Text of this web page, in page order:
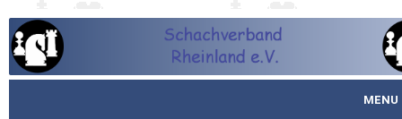
MENU